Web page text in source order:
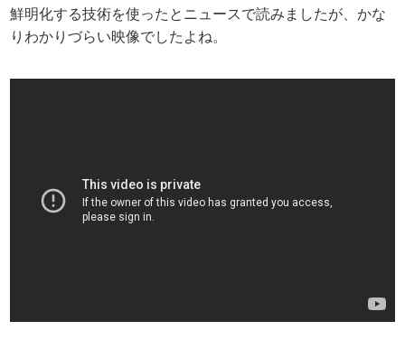
鮮明化する技術を使ったとニュースで読みましたが、かな
りわかりづらい映像でしたよね。